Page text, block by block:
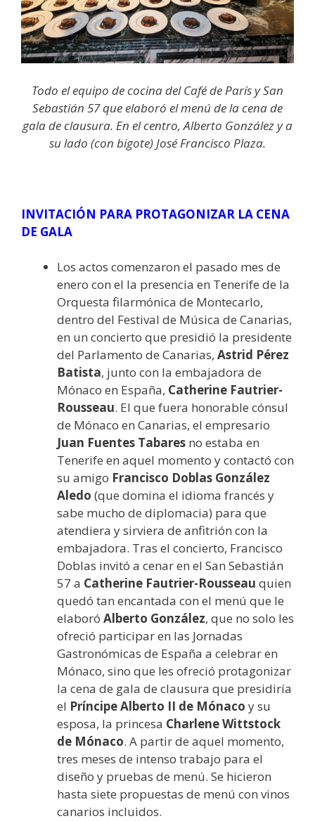
Todo el equipo de cocina del Café de París y San
Sebastián 57 que elaboró el menú de la cena de
gala de clausura. En el centro, Alberto González y a
su lado (con bigote) José Francisco Plaza.
INVITACIÓN PARA PROTAGONIZAR LA CENA
DE GALA
Los actos comenzaron el pasado mes de
enero con el la presencia en Tenerife de la
Orquesta filarmónica de Montecarlo,
dentro del Festival de Música de Canarias,
en un concierto que presidió la presidente
del Parlamento de Canarias, Astrid Pérez
Batista, junto con la embajadora de
Mónaco en España, Catherine Fautrier-
Rousseau. El que fuera honorable cónsul
de Mónaco en Canarias, el empresario
Juan Fuentes Tabares no estaba en
Tenerife en aquel momento y contactó con
su amigo Francisco Doblas González
Aledo (que domina el idioma francés y
sabe mucho de diplomacia) para que
atendiera y sirviera de anfitrión con la
embajadora. Tras el concierto, Francisco
Doblas invitó a cenar en el San Sebastián
57 a Catherine Fautrier-Rousseau quien
quedó tan encantada con el menú que le
elaboró Alberto González, que no solo les
ofreció participar en las Jornadas
Gastronómicas de España a celebrar en
Mónaco, sino que les ofreció protagonizar
la cena de gala de clausura que presidiría
el Príncipe Alberto II de Mónaco y su
esposa, la princesa Charlene Wittstock
de Mónaco. A partir de aquel momento,
tres meses de intenso trabajo para el
diseño y pruebas de menú. Se hicieron
hasta siete propuestas de menú con vinos
canarios incluidos.